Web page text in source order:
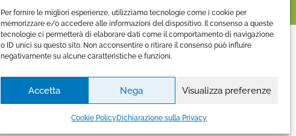
Per fornire le migliori esperienze, utilizziamo tecnologie come i cookie per
memorizzare e/o accedere alle informazioni del dispositivo. Il consenso a queste
tecnologie ci permetterà di elaborare dati come il comportamento di navigazione
o ID unici su questo sito. Non acconsentire o ritirare il consenso può influire
negativamente su alcune caratteristiche e funzioni.
Accetta Nega Visualizza preferenze
Cookie PolicyDichiarazione sulla Privacy